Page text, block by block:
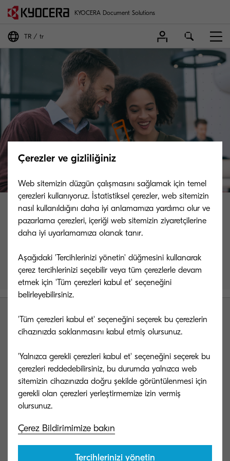
KYOCERA Document Solutions
TR tr
Teşekkürler!
Kyocera uzmanlarımız en kısa sürede
bilgilendirmek için iletişime geçecekler.
Kyocera Document Solutions Global
Çerezler ve gizliliğiniz
Web sitemizin düzgün çalışmasını sağlamak için temel
çerezleri kullanıyoruz. İstatistiksel çerezler, web sitemizin
nasıl kullanıldığını daha iyi anlamamıza yardımcı olur ve
pazarlama çerezleri, içeriği web sitemizin ziyaretçilerine
daha iyi uyarlamamıza olanak tanır.
Aşağıdaki 'Tercihlerinizi yönetin' düğmesini kullanarak
çerez tercihlerinizi seçebilir veya tüm çerezlerle devam
etmek için 'Tüm çerezleri kabul et' seçeneğini
belirleyebilirsiniz.
'Tüm çerezleri kabul et' seçeneğini seçerek bu çerezlerin
cihazınızda saklanmasını kabul etmiş olursunuz.
'Yalnızca gerekli çerezleri kabul et' seçeneğini seçerek bu
çerezleri reddedebilirsiniz, bu durumda yalnızca web
sitemizin cihazınızda doğru şekilde görüntülenmesi için
gerekli olan çerezleri yerleştirmemize izin vermiş
Çerez Bildirimimize bakın
Tercihlerinizi yönetin